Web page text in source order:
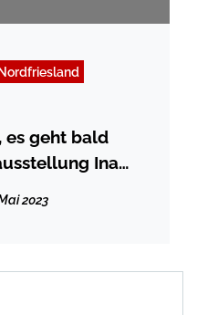
Nordfriesland
es geht bald
Ina
2023